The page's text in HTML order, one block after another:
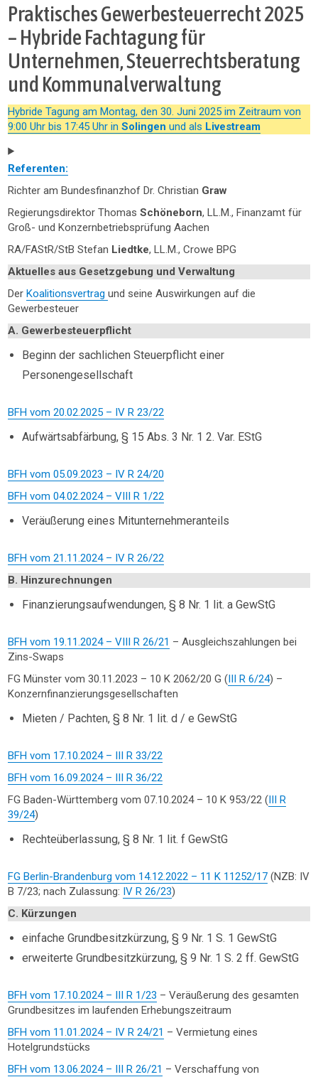
Praktisches Gewerbesteuerrecht 2025
– Hybride Fachtagung für
Unternehmen, Steuerrechtsberatung
und Kommunalverwaltung
Hybride Tagung am Montag, den 30. Juni 2025 im Zeitraum von
9:00 Uhr bis 17:45 Uhr inSolingenund als Livestream
Referenten:
Richter am Bundesfinanzhof Dr. Christian Graw
Regierungsdirektor ThomasSchöneborn, LL.M., Finanzamt für
Groß- und Konzernbetriebsprüfung Aachen
RA/FAStR/StB Stefan Liedtke, LL.M., Crowe BPG
Aktuelles aus Gesetzgebung und Verwaltung
DerKoalitionsvertragund seine Auswirkungen auf die
Gewerbesteuer
A. Gewerbesteuerpflicht
Beginn der sachlichen Steuerpflicht einer
Personengesellschaft
BFH vom 20.02.2025 – IV R 23/22
Aufwärtsabfärbung, § 15 Abs. 3 Nr. 1 2. Var. EStG
BFH vom 05.09.2023 – IV R 24/20
BFH vom 04.02.2024 – VIII R 1/22
Veräußerung eines Mitunternehmeranteils
BFH vom 21.11.2024 – IV R 26/22
B. Hinzurechnungen
Finanzierungsaufwendungen, § 8 Nr. 1 lit. a GewStG
BFH vom 19.11.2024 – VIII R 26/21 – Ausgleichszahlungen bei
Zins-Swaps
FG Münster vom 30.11.2023 – 10 K 2062/20 G (III R 6/24) –
Konzernfinanzierungsgesellschaften
Mieten / Pachten, § 8 Nr. 1 lit. d / e GewStG
BFH vom 17.10.2024 – III R 33/22
BFH vom 16.09.2024 – III R 36/22
FG Baden-Württemberg vom 07.10.2024 – 10 K 953/22 (III R
39/24)
Rechteüberlassung, § 8 Nr. 1 lit. f GewStG
FG Berlin-Brandenburg vom 14.12.2022 – 11 K 11252/17 (NZB: IV
B 7/23; nach Zulassung: IV R 26/23)
C. Kürzungen
einfache Grundbesitzkürzung, § 9 Nr. 1 S. 1 GewStG
erweiterte Grundbesitzkürzung, § 9 Nr. 1 S. 2 ff. GewStG
BFH vom 17.10.2024 – III R 1/23 – Veräußerung des gesamten
Grundbesitzes im laufenden Erhebungszeitraum
BFH vom 11.01.2024 – IV R 24/21 – Vermietung eines
Hotelgrundstücks
BFH vom 13.06.2024 – III R 26/21 – Verschaffung von